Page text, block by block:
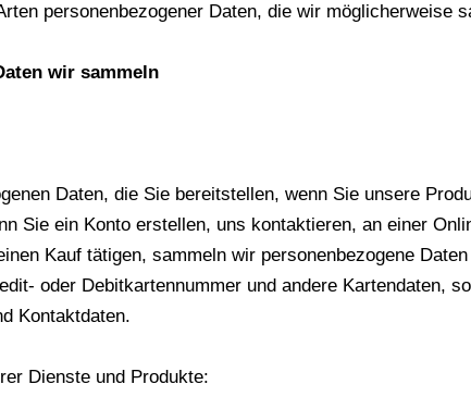
personenbezogener Daten, die wir möglicherweise
wir sammeln
Daten, die Sie bereitstellen, wenn Sie unsere
Sie ein Konto erstellen, uns kontaktieren, an einer
Kauf tätigen, sammeln wir personenbezogene
oder Debitkartennummer und andere Kartendaten,
Kontaktdaten.
Dienste und Produkte: